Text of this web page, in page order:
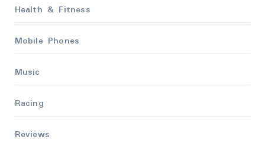
Health & Fitness
Mobile Phones
Music
Racing
Reviews